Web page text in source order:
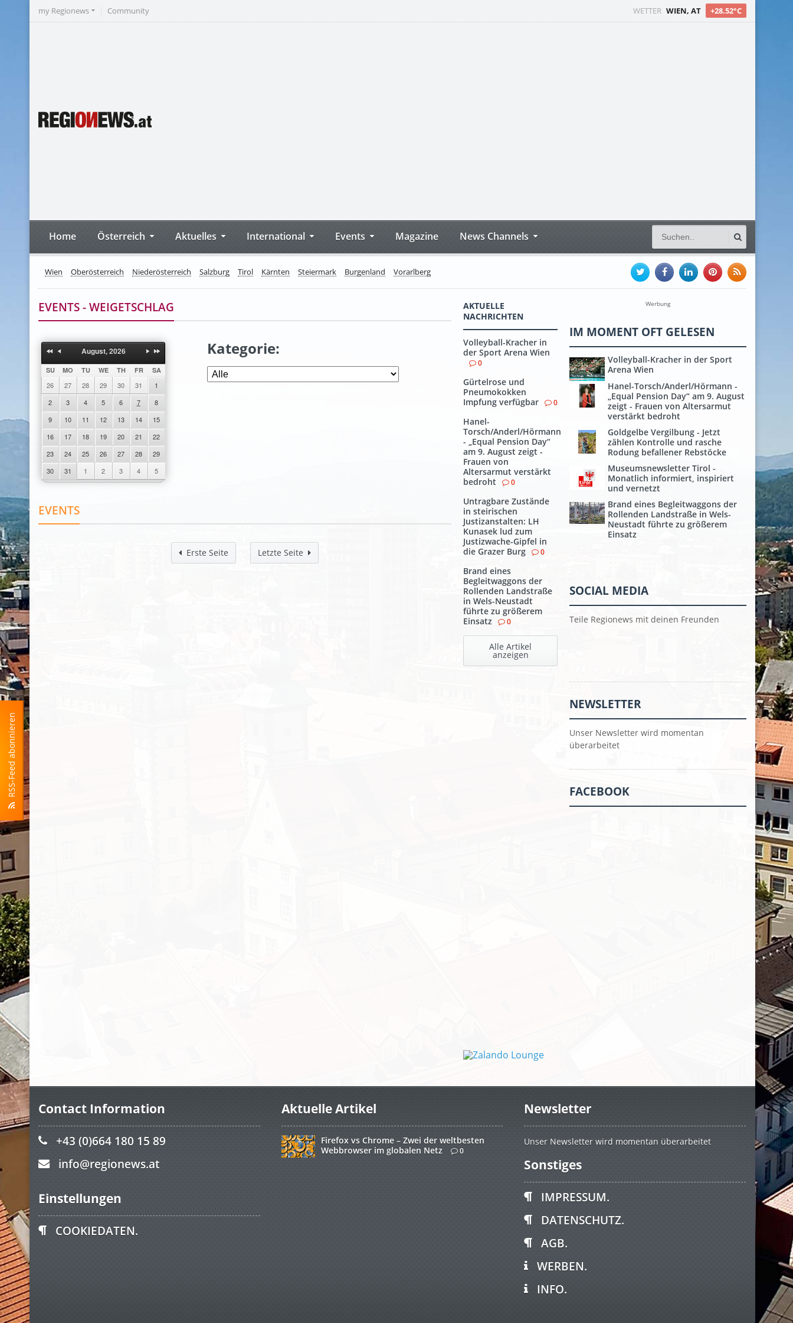
RSS-Feed abonnieren
WETTER WIEN, AT +28.52°C
my Regionews Community
Home Österreich Aktuelles International Events Magazine News Channels
Wien Oberösterreich Niederösterreich Salzburg Tirol Kärnten Steiermark Burgenland Vorarlberg
EVENTS - WEIGETSCHLAG
August, 2026
SU MO TU WE TH FR SA
26 27 28 29 30 31
1
2
3 4 5 6 7
8
9
10 11 12 13 14
15
16
17 18 19 20 21
22
23
24 25 26 27 28
29
30
31 1 2 3 4 5
Kategorie:
EVENTS
Erste Seite Letzte Seite
AKTUELLE
NACHRICHTEN
Volleyball-Kracher in
der Sport Arena Wien
0
Gürtelrose und
Pneumokokken
Impfung verfügbar
0
Hanel-
Torsch/Anderl/Hörmann
- „Equal Pension Day“
am 9. August zeigt -
Frauen von
Altersarmut verstärkt
bedroht
0
Untragbare Zustände
in steirischen
Justizanstalten: LH
Kunasek lud zum
Justizwache-Gipfel in
die Grazer Burg
0
Brand eines
Begleitwaggons der
Rollenden Landstraße
in Wels-Neustadt
führte zu größerem
Einsatz
0
Alle Artikel
anzeigen
Werbung
IM MOMENT OFT GELESEN
Volleyball-Kracher in der Sport
Arena Wien
Hanel-Torsch/Anderl/Hörmann -
„Equal Pension Day“ am 9. August
zeigt - Frauen von Altersarmut
verstärkt bedroht
Goldgelbe Vergilbung - Jetzt
zählen Kontrolle und rasche
Rodung befallener Rebstöcke
Museumsnewsletter Tirol -
Monatlich informiert, inspiriert
und vernetzt
Brand eines Begleitwaggons der
Rollenden Landstraße in Wels-
Neustadt führte zu größerem
Einsatz
SOCIAL MEDIA
Teile Regionews mit deinen Freunden
NEWSLETTER
Unser Newsletter wird momentan
überarbeitet
FACEBOOK
Contact Information
+43 (0)664 180 15 89
info@regionews.at
Einstellungen
COOKIEDATEN.
Aktuelle Artikel
Firefox vs Chrome – Zwei der weltbesten
Webbrowser im globalen Netz
0
Newsletter
Unser Newsletter wird momentan überarbeitet
Sonstiges
IMPRESSUM.
DATENSCHUTZ.
AGB.
WERBEN.
INFO.